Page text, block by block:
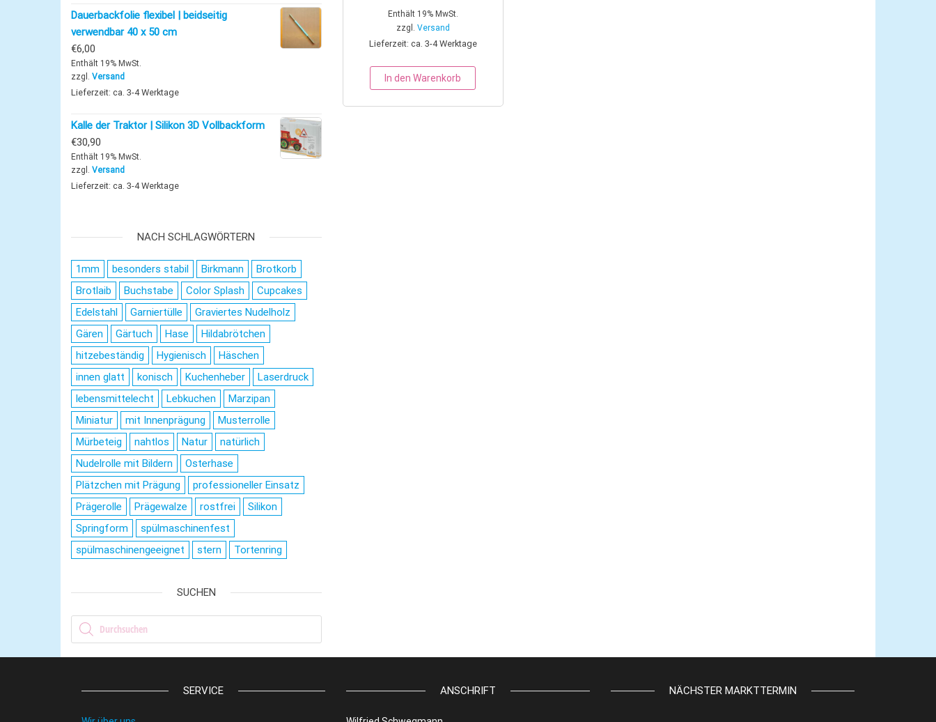
Enthält 19% MwSt.
zzgl. Versand
Lieferzeit: ca. 3-4 Werktage
In den Warenkorb
Dauerbackfolie flexibel | beidseitig
verwendbar 40 x 50 cm
€6,00
Enthält 19% MwSt.
zzgl. Versand
Lieferzeit: ca. 3-4 Werktage
Kalle der Traktor | Silikon 3D Vollbackform
€30,90
Enthält 19% MwSt.
zzgl. Versand
Lieferzeit: ca. 3-4 Werktage
NACH SCHLAGWÖRTERN
1mm besonders stabil Birkmann
Brotkorb
Brotlaib
Buchstabe Color Splash
Cupcakes
Edelstahl
Garniertülle
Graviertes Nudelholz
Gären
Gärtuch Hase
Hildabrötchen
hitzebeständig
Hygienisch
Häschen
innen glatt
konisch Kuchenheber
Laserdruck
lebensmittelecht
Lebkuchen
Marzipan
Miniatur
mit Innenprägung
Musterrolle
Mürbeteig
nahtlos Natur
natürlich
Nudelrolle mit Bildern
Osterhase
Plätzchen mit Prägung
professioneller Einsatz
Prägerolle
Prägewalze rostfrei
Silikon
Springform
spülmaschinenfest
spülmaschinengeeignet
stern Tortenring
SUCHEN
Products search
SERVICE ANSCHRIFT NÄCHSTER MARKTTERMIN